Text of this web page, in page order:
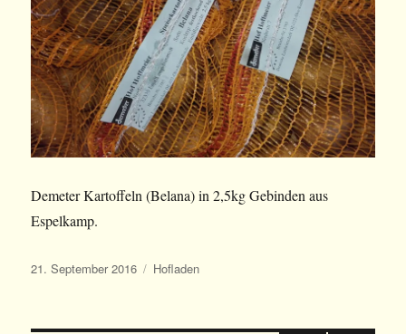
Demeter Kartoffeln (Belana) in 2,5kg Gebinden aus
Espelkamp.
Veröffentlicht
21. September 2016 Kategorien
Hofladen